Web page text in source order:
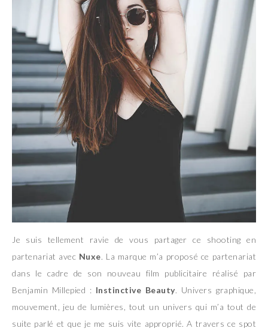
Je suis tellement ravie de vous partager ce shooting en
partenariat avec Nuxe. La marque m’a proposé ce partenariat
dans le cadre de son nouveau film publicitaire réalisé par
Benjamin Millepied : Instinctive Beauty. Univers graphique,
mouvement, jeu de lumières, tout un univers qui m’a tout de
suite parlé et que je me suis vite approprié. A travers ce spot